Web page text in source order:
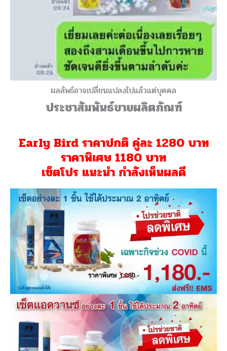
ผลลัพธ์อาจเปลี่ยนแปลงไปแล้วแต่บุคคล
ประชาสัมพันธ์ขายผลิตภัณฑ์
Early Bird ราคาปกติ คู่ละ 1280 บาท
ราคาพิเศษ 1180 บาท
เซ็ตโปร แนะนำ กำลังเห็นผลดี